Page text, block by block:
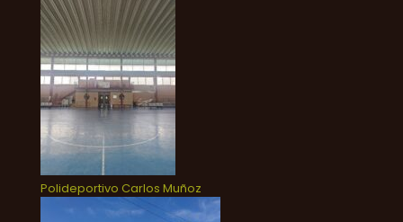
Polideportivo Carlos Muñoz